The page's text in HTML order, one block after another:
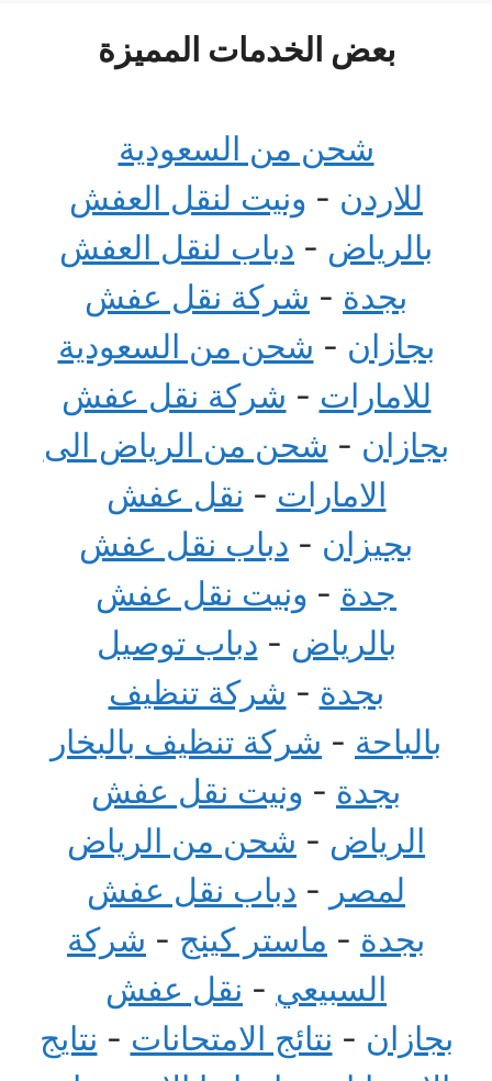
بعض الخدمات المميزة
شحن من السعودية
للاردن - ونيت لنقل العفش
بالرياض - دباب لنقل العفش
بجدة - شركة نقل عفش
بجازان - شحن من السعودية
للامارات - شركة نقل عفش
بجازان - شحن من الرياض الى
الامارات - نقل عفش
بجيزان - دباب نقل عفش
جدة - ونيت نقل عفش
بالرياض - دباب توصيل
بجدة - شركة تنظيف
بالباحة - شركة تنظيف بالبخار
بجدة - ونيت نقل عفش
الرياض - شحن من الرياض
لمصر - دباب نقل عفش
بجدة - ماستر كينج - شركة
السبيعي - نقل عفش
بجازان - نتائج الامتحانات - نتايج